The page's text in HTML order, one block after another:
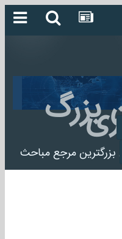
بزرگ
بزرگترین مرجع مباحث